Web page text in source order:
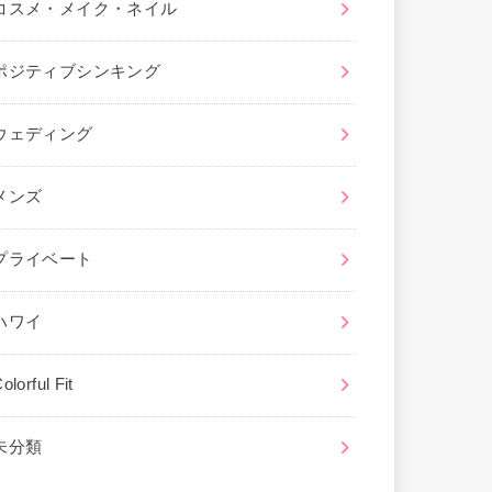
スメ・メイク・ネイル
ジティブシンキング
ェディング
ンズ
ライベート
ワイ
Fit
分類